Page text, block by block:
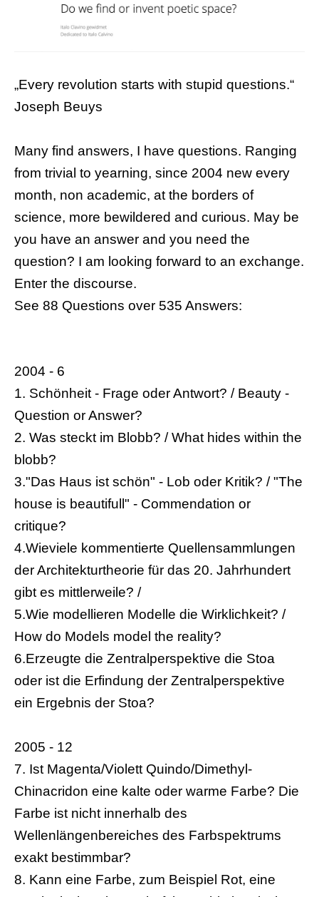
„Every revolution starts with stupid questions.“
Joseph Beuys
Many find answers, I have questions. Ranging
from trivial to yearning, since 2004 new every
month, non academic, at the borders of
science, more bewildered and curious. May be
you have an answer and you need the
question? I am looking forward to an exchange.
Enter the discourse.
See 88 Questions over 535 Answers:
2004 - 6
1. Schönheit - Frage oder Antwort? / Beauty -
Question or Answer?
2. Was steckt im Blobb? / What hides within the
blobb?
3."Das Haus ist schön" - Lob oder Kritik? / "The
house is beautifull" - Commendation or
critique?
4.Wieviele kommentierte Quellensammlungen
der Architekturtheorie für das 20. Jahrhundert
gibt es mittlerweile? /
5.Wie modellieren Modelle die Wirklichkeit? /
How do Models model the reality?
6.Erzeugte die Zentralperspektive die Stoa
oder ist die Erfindung der Zentralperspektive
ein Ergebnis der Stoa?
2005 - 12
7. Ist Magenta/Violett Quindo/Dimethyl-
Chinacridon eine kalte oder warme Farbe? Die
Farbe ist nicht innerhalb des
Wellenlängenbereiches des Farbspektrums
exakt bestimmbar?
8. Kann eine Farbe, zum Beispiel Rot, eine